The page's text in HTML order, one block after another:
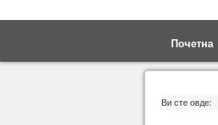
Почетна
Ви сте овде: